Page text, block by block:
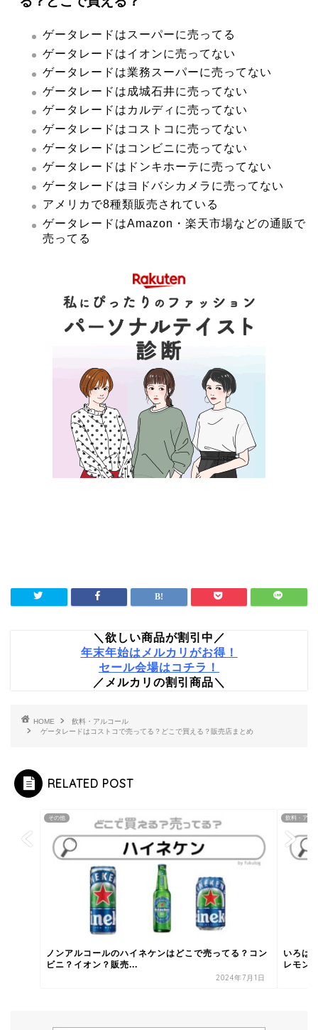
ゲータレードはスーパーに売ってる
ゲータレードはイオンに売ってない
ゲータレードは業務スーパーに売ってない
ゲータレードは成城石井に売ってない
ゲータレードはカルディに売ってない
ゲータレードはコストコに売ってない
ゲータレードはコンビニに売ってない
ゲータレードはドンキホーテに売ってない
ゲータレードはヨドバシカメラに売ってない
アメリカで8種類販売されている
ゲータレードはAmazon・楽天市場などの通販で
売ってる
＼欲しい商品が割引中／
年末年始はメルカリがお得！
セール会場はコチラ！
／メルカリの割引商品＼
HOME
飲料・アルコール
ゲータレードはコストコで売ってる？どこで買える？販売店まとめ
RELATED POST
その他
ノンアルコールのハイネケンはどこで売ってる？コン
ビニ？イオン？販売...
2024年7月1日
飲料・アル
いろは
レモン